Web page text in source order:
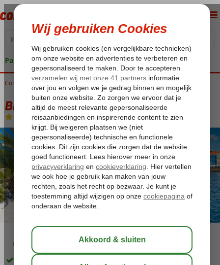
Pakketgarantie
Home
Curaçao Bingoreizen Curaçao Bingo Curaçao 5*
Bingo Curaçao 5*
Ultra All Inclusive-Hotel
09:00
Super goedkoop naar Curaçao